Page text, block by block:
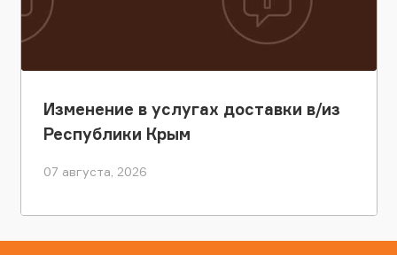
Изменение в услугах доставки в/из
Республики Крым
07 августа, 2026